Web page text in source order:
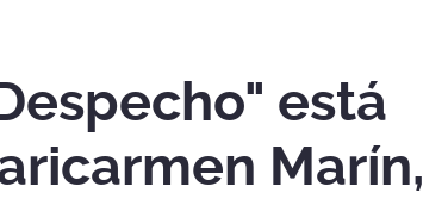
está
Marín,